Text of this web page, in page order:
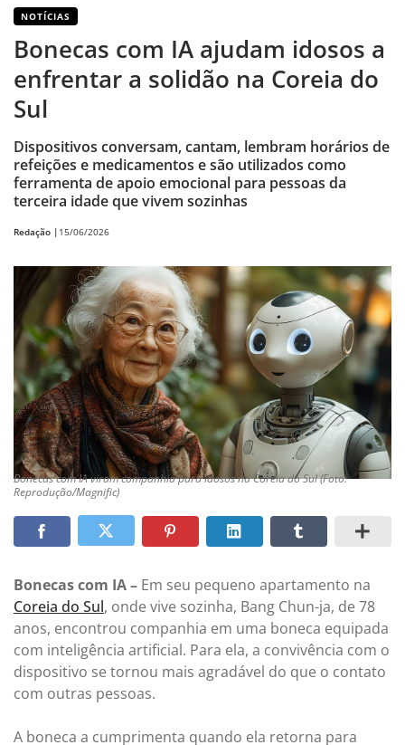
NOTÍCIAS
Bonecas com IA ajudam idosos a
enfrentar a solidão na Coreia do
Sul
Dispositivos conversam, cantam, lembram horários de
refeições e medicamentos e são utilizados como
ferramenta de apoio emocional para pessoas da
terceira idade que vivem sozinhas
Redação | 15/06/2026
Bonecas com IA viram companhia para idosos na Coreia do Sul (Foto:
Reprodução/Magnific)
Bonecas com IA – Em seu pequeno apartamento na
Coreia do Sul, onde vive sozinha, Bang Chun-ja, de 78
anos, encontrou companhia em uma boneca equipada
com inteligência artificial. Para ela, a convivência com o
dispositivo se tornou mais agradável do que o contato
com outras pessoas.
A boneca a cumprimenta quando ela retorna para